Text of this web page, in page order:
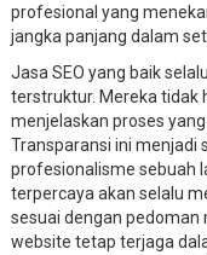
profesional yang
jangka panjang dalam
Jasa SEO yang baik
terstruktur. Mereka tidak
menjelaskan proses
Transparansi ini menjadi
profesionalisme sebuah
terpercaya akan selalu
sesuai dengan pedoman
website tetap terjaga